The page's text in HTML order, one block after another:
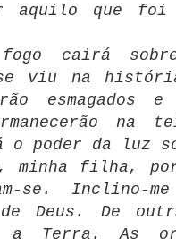
aquilo que foi
fogo cairá
viu na história
esmagados
na
o poder da luz
minha filha,
se. Inclino-
Deus. De
a Terra. As